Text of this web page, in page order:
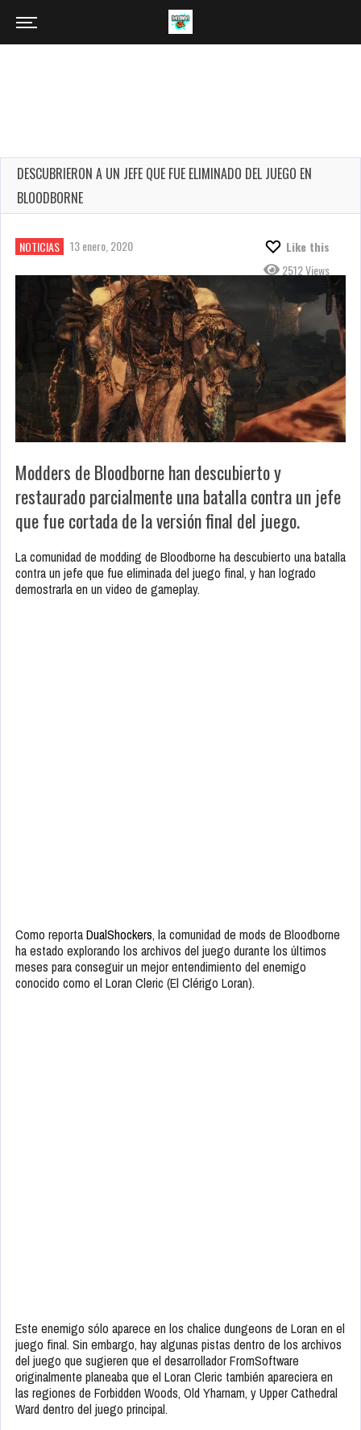
DESCUBRIERON A UN JEFE QUE FUE ELIMINADO DEL JUEGO EN
BLOODBORNE
NOTICIAS 13 enero, 2020
Like this
2512 Views
Modders de Bloodborne han descubierto y
restaurado parcialmente una batalla contra un jefe
que fue cortada de la versión final del juego.
La comunidad de modding de Bloodborne ha descubierto una batalla
contra un jefe que fue eliminada del juego final, y han logrado
demostrarla en un video de gameplay.
Como reportaDualShockers, la comunidad de mods de Bloodborne
ha estado explorando los archivos del juego durante los últimos
meses para conseguir un mejor entendimiento del enemigo
conocido como el Loran Cleric (El Clérigo Loran).
Este enemigo sólo aparece en los chalice dungeons de Loran en el
juego final. Sin embargo, hay algunas pistas dentro de los archivos
del juego que sugieren que el desarrollador FromSoftware
originalmente planeaba que el Loran Cleric también apareciera en
las regiones de Forbidden Woods, Old Yharnam, y Upper Cathedral
Ward dentro del juego principal.